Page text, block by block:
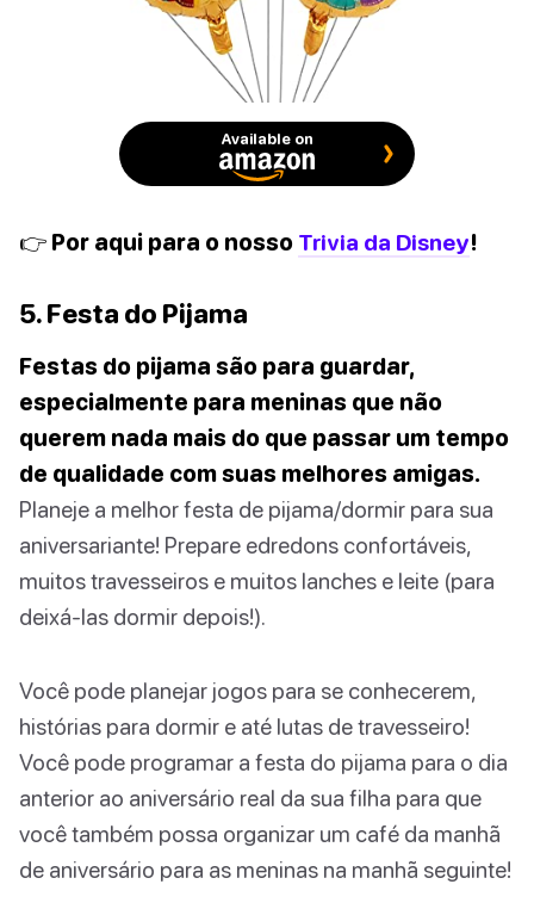
Available on
👉 Por aqui para o nosso Trivia da Disney!
5. Festa do Pijama
Festas do pijama são para guardar,
especialmente para meninas que não
querem nada mais do que passar um tempo
de qualidade com suas melhores amigas.
Planeje a melhor festa de pijama/dormir para sua
aniversariante! Prepare edredons confortáveis,
muitos travesseiros e muitos lanches e leite (para
deixá-las dormir depois!).
Você pode planejar jogos para se conhecerem,
histórias para dormir e até lutas de travesseiro!
Você pode programar a festa do pijama para o dia
anterior ao aniversário real da sua filha para que
você também possa organizar um café da manhã
de aniversário para as meninas na manhã seguinte!